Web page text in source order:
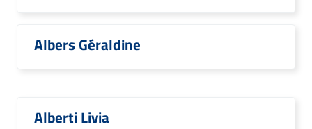
Albers Géraldine
Alberti Livia